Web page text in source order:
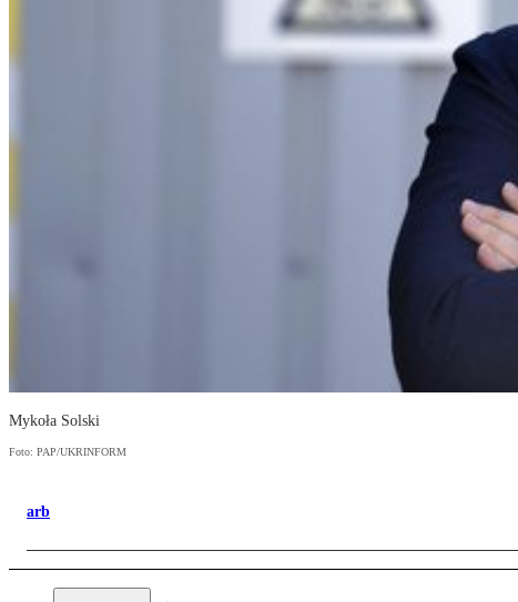
Mykoła Solski
Foto: PAP/UKRINFORM
arb